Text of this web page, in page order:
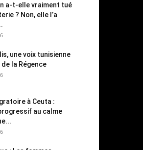
a-t-elle vraiment tué
? Non, elle l’a
une voix tunisienne
la Régence
à Ceuta :
au calme